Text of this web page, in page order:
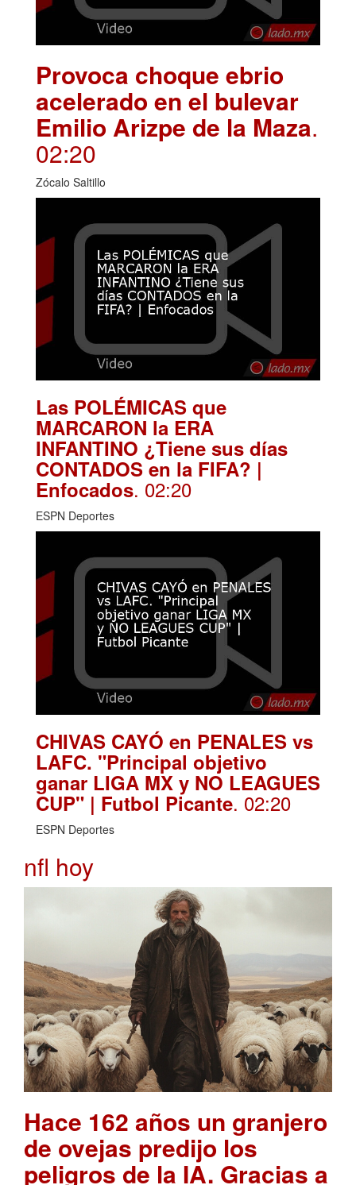
Provoca choque ebrio
acelerado en el bulevar
Emilio Arizpe de la Maza.
02:20
Zócalo Saltillo
Las POLÉMICAS que
MARCARON la ERA
INFANTINO ¿Tiene sus días
CONTADOS en la FIFA? |
Enfocados. 02:20
ESPN Deportes
CHIVAS CAYÓ en PENALES vs
LAFC. "Principal objetivo
ganar LIGA MX y NO LEAGUES
CUP" | Futbol Picante. 02:20
ESPN Deportes
nfl hoy
Hace 162 años un granjero
de ovejas predijo los
peligros de la IA. Gracias a